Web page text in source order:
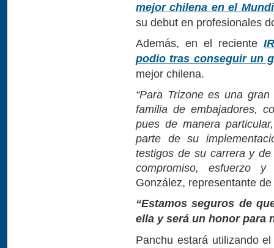
mejor chilena en el
su debut en profesionales
Además, en el recienteI
podio tras conseguir un
mejor chilena.
“Para Trizone es una
familia de embajadores,
pues de manera
parte de su
testigos de su carrera y
compromiso, esfuerzo y
González, representante
“Estamos seguros de
ella y será un honor para
Panchu estará utilizando